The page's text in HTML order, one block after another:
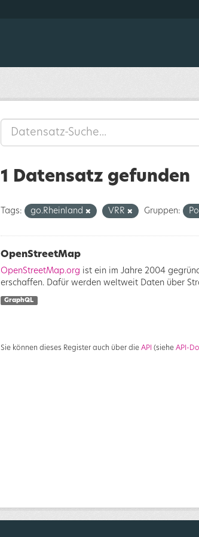
1 Datensatz gefunden
Tags: go.Rheinland VRR Gruppen:
OpenStreetMap
OpenStreetMap.org ist ein im Jahre 2004
erschaffen. Dafür werden weltweit Daten über
GraphQL
Sie können dieses Register auch über die API (siehe API-